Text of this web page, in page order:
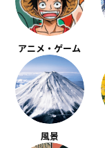
アニメ・ゲーム
風景